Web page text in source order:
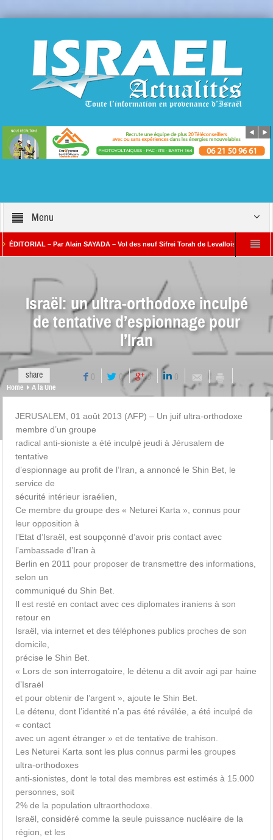
Menu
– Par Alain SAYADA – Vol des neuf Sifrei Torah de Levallois : jusqu’à quand
Benjamin Netanyahou à l’Iran : « Si vous nous attaquez,
Israël: un ultra-orthodoxe inculpé
de tentative d’espionnage pour
l’Iran
share 0 0 0 0
Home A la Une
JERUSALEM, 01 août 2013 (AFP) – Un juif ultra-orthodoxe
membre d’un groupe
radical anti-sioniste a été inculpé jeudi à Jérusalem de
tentative
d’espionnage au profit de l’Iran, a annoncé le Shin Bet, le
service de
sécurité intérieur israélien,
Ce membre du groupe des « Neturei Karta », connus pour
leur opposition à
l’Etat d’Israël, est soupçonné d’avoir pris contact avec
l’ambassade d’Iran à
Berlin en 2011 pour proposer de transmettre des informations,
selon un
communiqué du Shin Bet.
Il est resté en contact avec ces diplomates iraniens à son
retour en
Israël, via internet et des téléphones publics proches de son
domicile,
précise le Shin Bet.
« Lors de son interrogatoire, le détenu a dit avoir agi par haine
d’Israël
et pour obtenir de l’argent », ajoute le Shin Bet.
Le détenu, dont l’identité n’a pas été révélée, a été inculpé de
« contact
avec un agent étranger » et de tentative de trahison.
Les Neturei Karta sont les plus connus parmi les groupes
ultra-orthodoxes
anti-sionistes, dont le total des membres est estimés à 15.000
personnes, soit
2% de la population ultraorthodoxe.
Israël, considéré comme la seule puissance nucléaire de la
région, et les